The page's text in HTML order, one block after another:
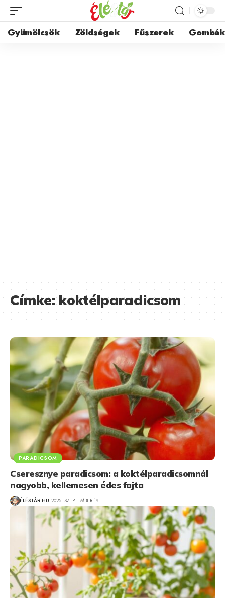
Gyümölcsök Zöldségek Fűszerek Gombák
Címke:koktélparadicsom
PARADICSOM
Cseresznye paradicsom: a koktélparadicsomnál
nagyobb, kellemesen édes fajta
ÉLÉSTÁR.HU 2025. SZEPTEMBER 19.